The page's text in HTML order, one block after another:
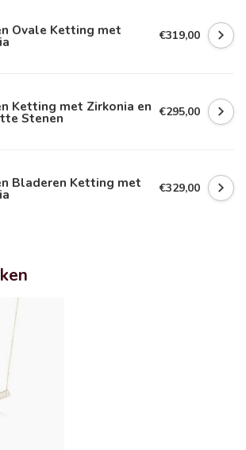
Ovale Ketting met €319,00
Ketting met Zirkonia en
Stenen €295,00
Bladeren Ketting met €329,00